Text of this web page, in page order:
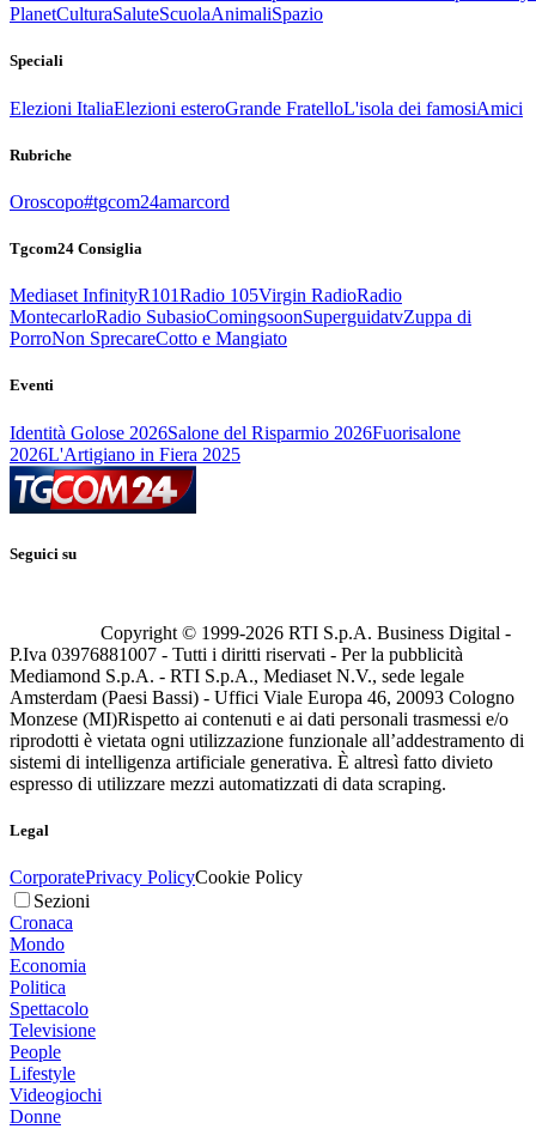
PlanetCulturaSaluteScuolaAnimaliSpazio
Speciali
Elezioni ItaliaElezioni esteroGrande FratelloL'isola dei famosiAmici
Rubriche
Oroscopo#tgcom24amarcord
Tgcom24 Consiglia
Mediaset InfinityR101Radio 105Virgin RadioRadio
MontecarloRadio SubasioComingsoonSuperguidatvZuppa di
PorroNon SprecareCotto e Mangiato
Eventi
Identità Golose 2026Salone del Risparmio 2026Fuorisalone
2026L'Artigiano in Fiera 2025
Seguici su
Copyright © 1999-2026 RTI S.p.A. Business Digital -
P.Iva 03976881007 - Tutti i diritti riservati - Per la pubblicità
Mediamond S.p.A. - RTI S.p.A., Mediaset N.V., sede legale
Amsterdam (Paesi Bassi) - Uffici Viale Europa 46, 20093 Cologno
Monzese (MI)Rispetto ai contenuti e ai dati personali trasmessi e/o
riprodotti è vietata ogni utilizzazione funzionale all’addestramento di
sistemi di intelligenza artificiale generativa. È altresì fatto divieto
espresso di utilizzare mezzi automatizzati di data scraping.
Legal
CorporatePrivacy PolicyCookie Policy
Sezioni
Cronaca
Mondo
Economia
Politica
Spettacolo
Televisione
People
Lifestyle
Videogiochi
Donne